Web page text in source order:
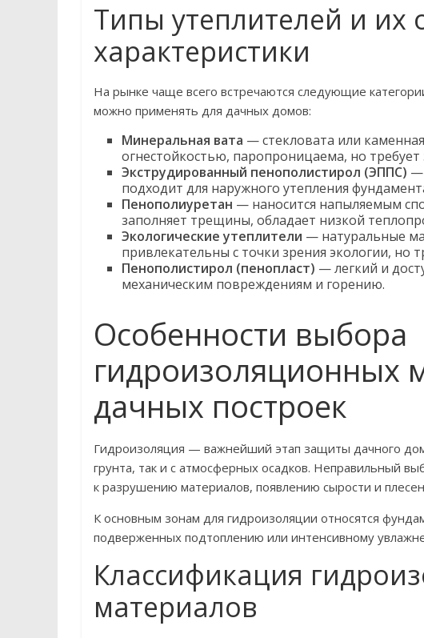
Типы утеплителей и их
характеристики
На рынке чаще всего встречаются следующие
можно применять для дачных домов:
Минеральная вата — стекловата или
огнестойкостью, паропроницаема, но
Экструдированный пенополистирол (ЭППС) —
подходит для наружного утепления
Пенополиуретан — наносится напыляемым
заполняет трещины, обладает низкой
Экологические утеплители — натуральные
привлекательны с точки зрения экологии, но
Пенополистирол (пенопласт) — легкий и
механическим повреждениям и горению.
Особенности выбора
гидроизоляционных
дачных построек
Гидроизоляция — важнейший этап защиты дачного
грунта, так и с атмосферных осадков. Неправильный
к разрушению материалов, появлению сырости и
К основным зонам для гидроизоляции относятся
подверженных подтоплению или интенсивному
Классификация
материалов